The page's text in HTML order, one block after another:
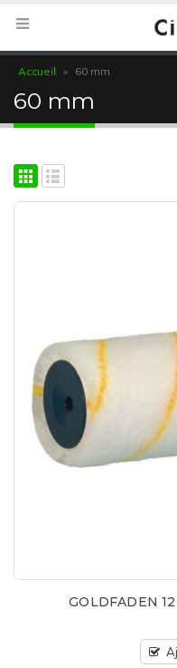
Accueil » 60 mm
60 mm
GOLDFADEN